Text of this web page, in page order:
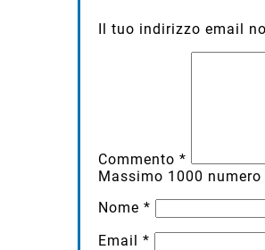
Il tuo indirizzo email
Commento *
Massimo 1000
Nome *
Email *